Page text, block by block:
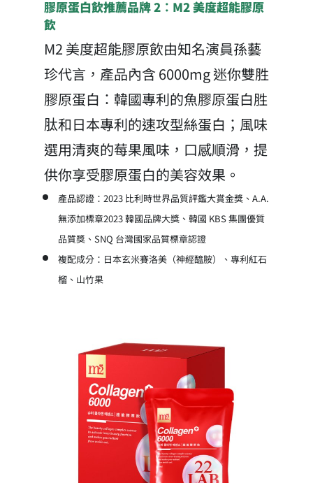
膠原蛋白飲推薦品牌 2：M2 美度超能膠原
飲
M2 美度超能膠原飲由知名演員孫藝
珍代言，產品內含 6000mg 迷你雙胜
膠原蛋白：韓國專利的魚膠原蛋白胜
肽和日本專利的速攻型絲蛋白；風味
選用清爽的莓果風味，口感順滑，提
供你享受膠原蛋白的美容效果。
產品認證：2023 比利時世界品質評鑑大賞金獎、A.A.
無添加標章2023 韓國品牌大獎、韓國 KBS 集團優質
品質獎、SNQ 台灣國家品質標章認證
複配成分：日本玄米賽洛美（神經醯胺）、專利紅石
榴、山竹果